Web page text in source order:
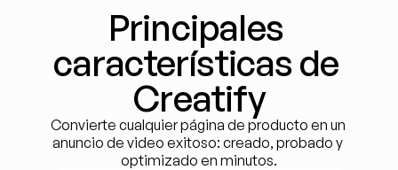
Principales
características de
Creatify
Convierte cualquier página de producto en un
anuncio de video exitoso: creado, probado y
optimizado en minutos.